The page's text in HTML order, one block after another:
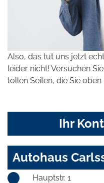
Also, das tut uns jetzt
leider nicht! Versuchen
tollen Seiten, die Sie
Ihr
Autohaus
Hauptstr. 1